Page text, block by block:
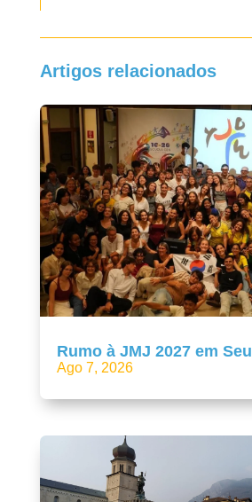
Artigos relacionados
Rumo à JMJ 2027 em Seul
Ago 7, 2026